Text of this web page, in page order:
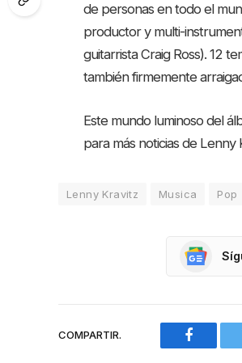
de personas en todo el
productor y multi-
guitarrista Craig Ross). 12
también firmemente
Este mundo luminoso del
para más noticias de Lenny
Lenny Kravitz Musica Pop
COMPARTIR.